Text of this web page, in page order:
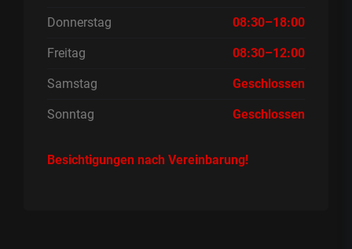
Donnerstag 08:30–18:00
Freitag 08:30–12:00
Samstag Geschlossen
Sonntag Geschlossen
Besichtigungen nach Vereinbarung!